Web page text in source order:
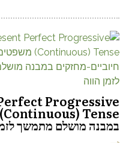
Progressive
במבנה מושלם מתמשך